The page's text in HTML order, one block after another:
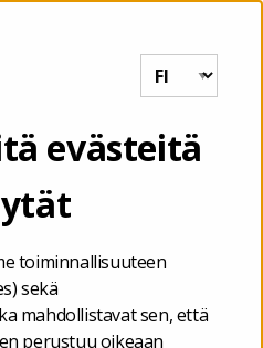
evästeitä
toiminnallisuuteen
sekä
mahdollistavat sen, että
perustuu oikeaan
aamu- ja
taloudesta ja toiminnasta
ja toiminta
talous